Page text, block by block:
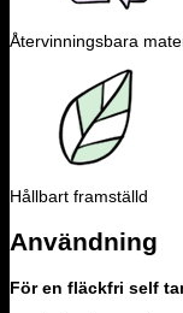
Återvinningsbara
Hållbart framställd
Användning
För en fläckfri self